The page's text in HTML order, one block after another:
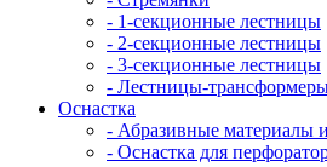
- 1-секционные лестницы
- 2-секционные лестницы
- 3-секционные лестницы
- Лестницы-
Оснастка
- Абразивные материалы
- Оснастка для